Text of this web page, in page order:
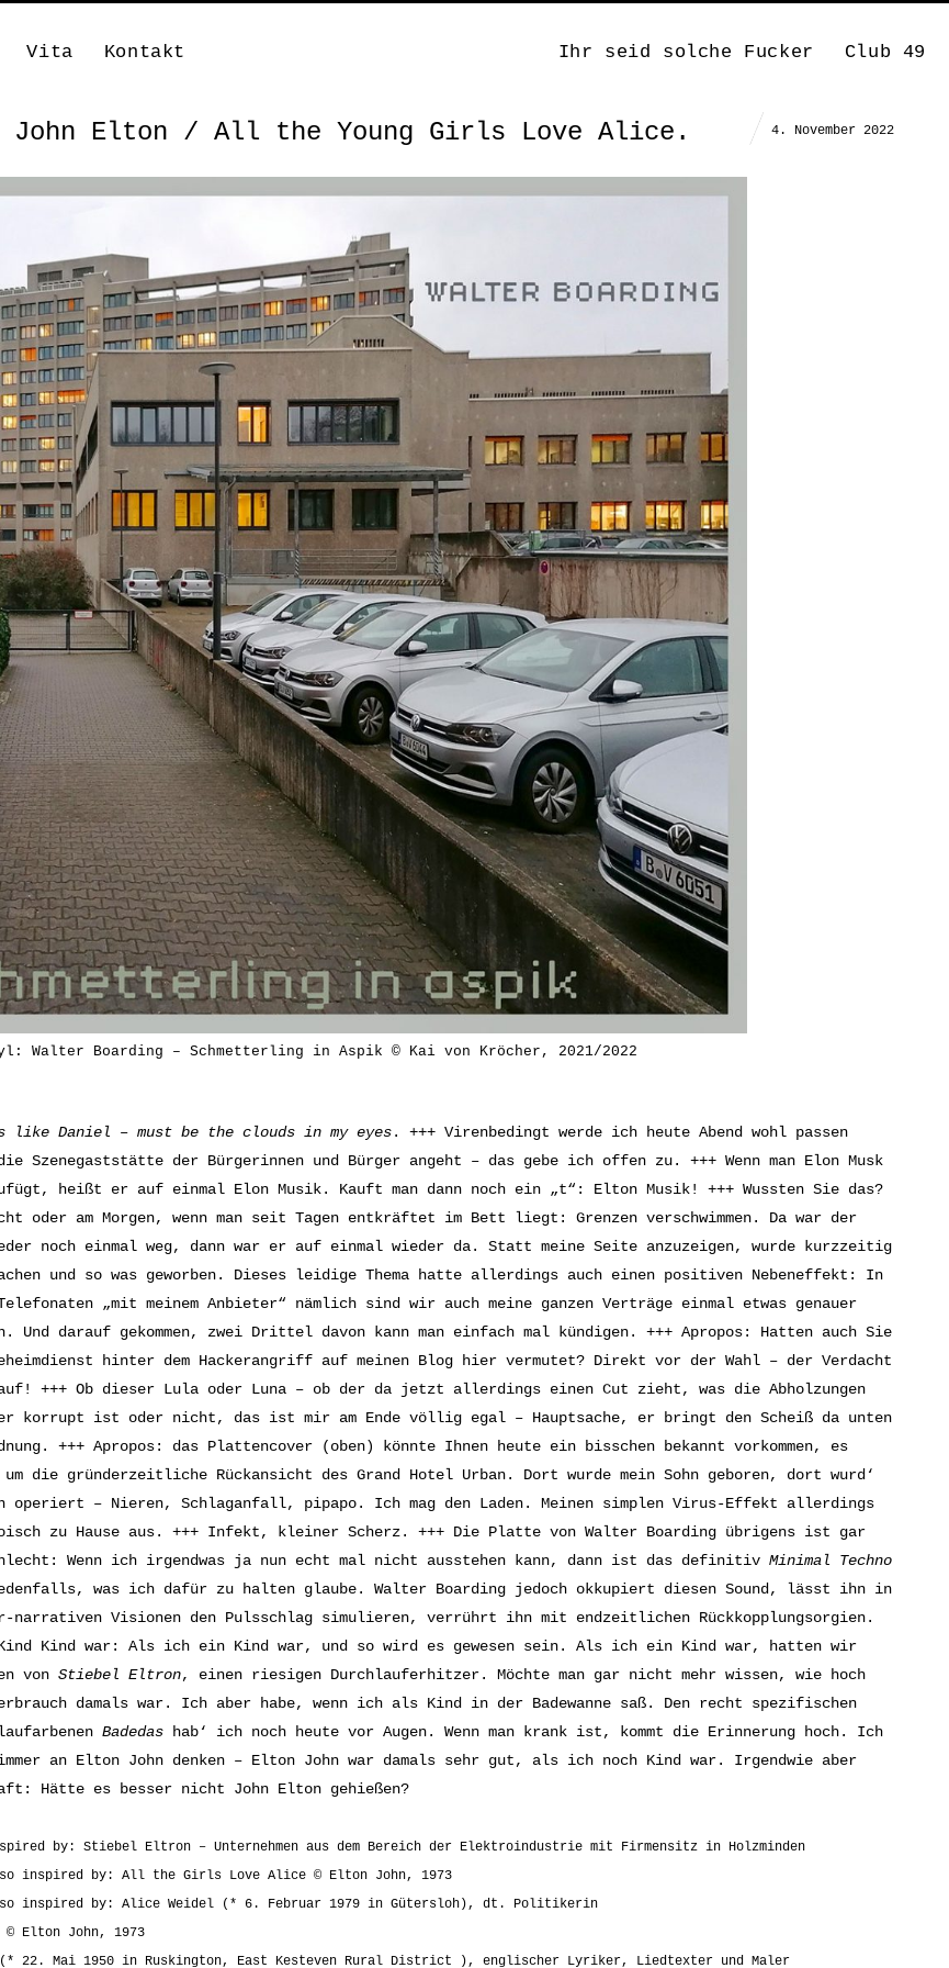
Vita Kontakt Ihr seid solche Fucker Club 49
John Elton / All the Young Girls Love Alice. 4. November 2022
Walter Boarding – Schmetterling in Aspik © Kai von Kröcher, 2021/2022
like Daniel – must be the clouds in my eyes. +++ Virenbedingt werde ich heute Abend wohl passen
die Szenegaststätte der Bürgerinnen und Bürger angeht – das gebe ich offen zu. +++ Wenn man Elon Musk
heißt er auf einmal Elon Musik. Kauft man dann noch ein „t“: Elton Musik! +++ Wussten Sie das?
oder am Morgen, wenn man seit Tagen entkräftet im Bett liegt: Grenzen verschwimmen. Da war der
noch einmal weg, dann war er auf einmal wieder da. Statt meine Seite anzuzeigen, wurde kurzzeitig
und so was geworben. Dieses leidige Thema hatte allerdings auch einen positiven Nebeneffekt: In
„mit meinem Anbieter“ nämlich sind wir auch meine ganzen Verträge einmal etwas genauer
Und darauf gekommen, zwei Drittel davon kann man einfach mal kündigen. +++ Apropos: Hatten auch Sie
hinter dem Hackerangriff auf meinen Blog hier vermutet? Direkt vor der Wahl – der Verdacht
+++ Ob dieser Lula oder Luna – ob der da jetzt allerdings einen Cut zieht, was die Abholzungen
korrupt ist oder nicht, das ist mir am Ende völlig egal – Hauptsache, er bringt den Scheiß da unten
+++ Apropos: das Plattencover (oben) könnte Ihnen heute ein bisschen bekannt vorkommen, es
die gründerzeitliche Rückansicht des Grand Hotel Urban. Dort wurde mein Sohn geboren, dort wurd‘
operiert – Nieren, Schlaganfall, pipapo. Ich mag den Laden. Meinen simplen Virus-Effekt allerdings
zu Hause aus. +++ Infekt, kleiner Scherz. +++ Die Platte von Walter Boarding übrigens ist gar
Wenn ich irgendwas ja nun echt mal nicht ausstehen kann, dann ist das definitiv Minimal Techno
was ich dafür zu halten glaube. Walter Boarding jedoch okkupiert diesen Sound, lässt ihn in
narrativen Visionen den Pulsschlag simulieren, verrührt ihn mit endzeitlichen Rückkopplungsorgien.
Kind war: Als ich ein Kind war, und so wird es gewesen sein. Als ich ein Kind war, hatten wir
von Stiebel Eltron, einen riesigen Durchlauferhitzer. Möchte man gar nicht mehr wissen, wie hoch
damals war. Ich aber habe, wenn ich als Kind in der Badewanne saß. Den recht spezifischen
Badedas hab‘ ich noch heute vor Augen. Wenn man krank ist, kommt die Erinnerung hoch. Ich
an Elton John denken – Elton John war damals sehr gut, als ich noch Kind war. Irgendwie aber
Hätte es besser nicht John Elton gehießen?
by: Stiebel Eltron – Unternehmen aus dem Bereich der Elektroindustrie mit Firmensitz in Holzminden
inspired by: All the Girls Love Alice © Elton John, 1973
inspired by: Alice Weidel (* 6. Februar 1979 in Gütersloh), dt. Politikerin
Elton John, 1973
(* 22. Mai 1950 in Ruskington, East Kesteven Rural District ), englischer Lyriker, Liedtexter und Maler